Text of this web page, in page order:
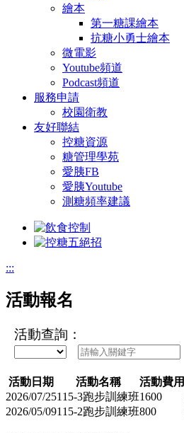
繪本
第一糖課繪本
抗糖小勇士繪本
微電影
Youtube頻道
Podcast頻道
服務申請
校園衛教
友好聯結
控糖資源
糖管理學苑
愛胰FB
愛胰Youtube
測糖頻率建議
:::
活動報名
活動查詢：
活動日期 活動名稱 活動費用
2026/07/25115-3跑步訓練班1600
2026/05/09115-2跑步訓練班800